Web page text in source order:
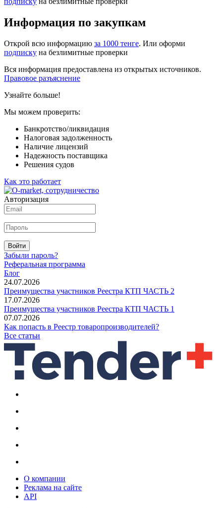
Информация по закупкам
Открой всю информацию за 1000 тенге. Или оформи
подписку на безлимитные проверки
Вся информация предоставлена из открытых источников.
Правовое разъяснение
Узнайте больше!
Мы можем проверить:
Банкротство/ликвидация
Налоговая задолженность
Наличие лицензий
Надежность поставщика
Решения судов
Как это работает
Авторизация
Войти
Забыли пароль?
Реферальная программа
Блог
24.07.2026
Преимущества участников Реестра КТП ЧАСТЬ 2
17.07.2026
Преимущества участников Реестра КТП ЧАСТЬ 1
07.07.2026
Как попасть в Реестр товаропроизводителей?
Все статьи
О компании
Реклама на сайте
API